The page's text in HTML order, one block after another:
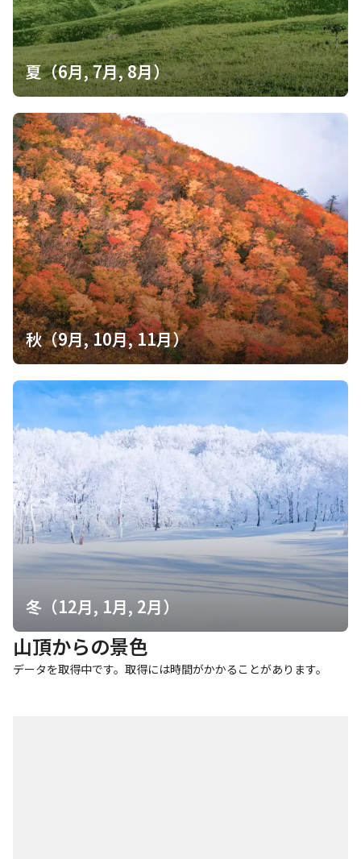
夏（6月, 7月, 8月）
秋（9月, 10月, 11月）
冬（12月, 1月, 2月）
山頂からの景色
データを取得中です。取得には時間がかかることがあります。